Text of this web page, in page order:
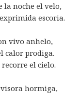
la noche el velo,
escoria.
vivo anhelo,
calor prodiga.
el cielo.
hormiga,